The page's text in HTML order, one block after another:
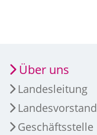
Über uns
Landesleitung
Landesvorstand
Geschäftsstelle